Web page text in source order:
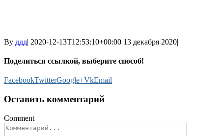
By ддд| 2020-12-13T12:53:10+00:00 13 декабря 2020|
Поделиться ссылкой, выберите способ!
FacebookTwitterGoogle+VkEmail
Оставить комментарий
Comment